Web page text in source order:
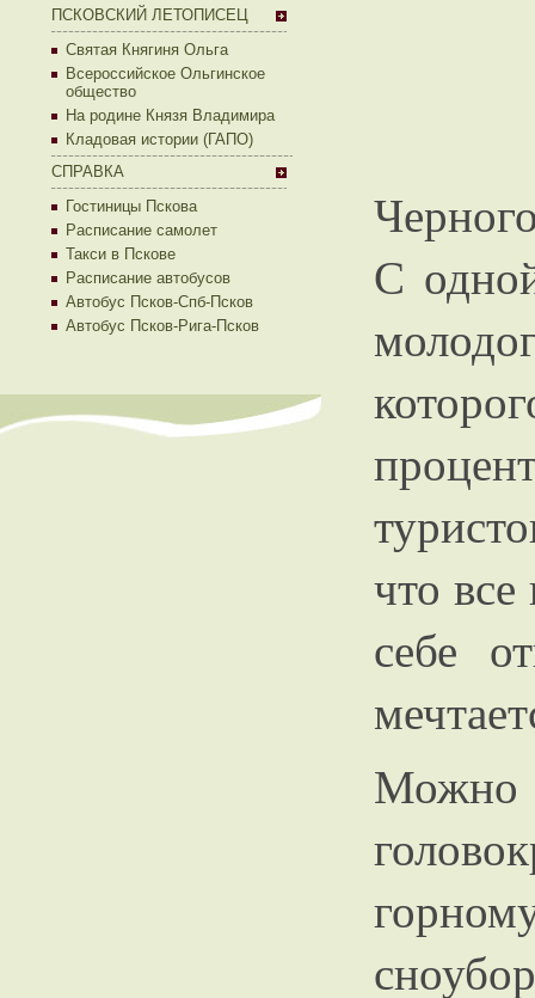
ПСКОВСКИЙ ЛЕТОПИСЕЦ
Святая Княгиня Ольга
Всероссийское Ольгинское
общество
На родине Князя Владимира
Кладовая истории (ГАПО)
СПРАВКА
Гостиницы Пскова
Расписание самолет
Такси в Пскове
Расписание автобусов
Автобус Псков-Спб-Псков
Автобус Псков-Рига-Псков
С
что
себе